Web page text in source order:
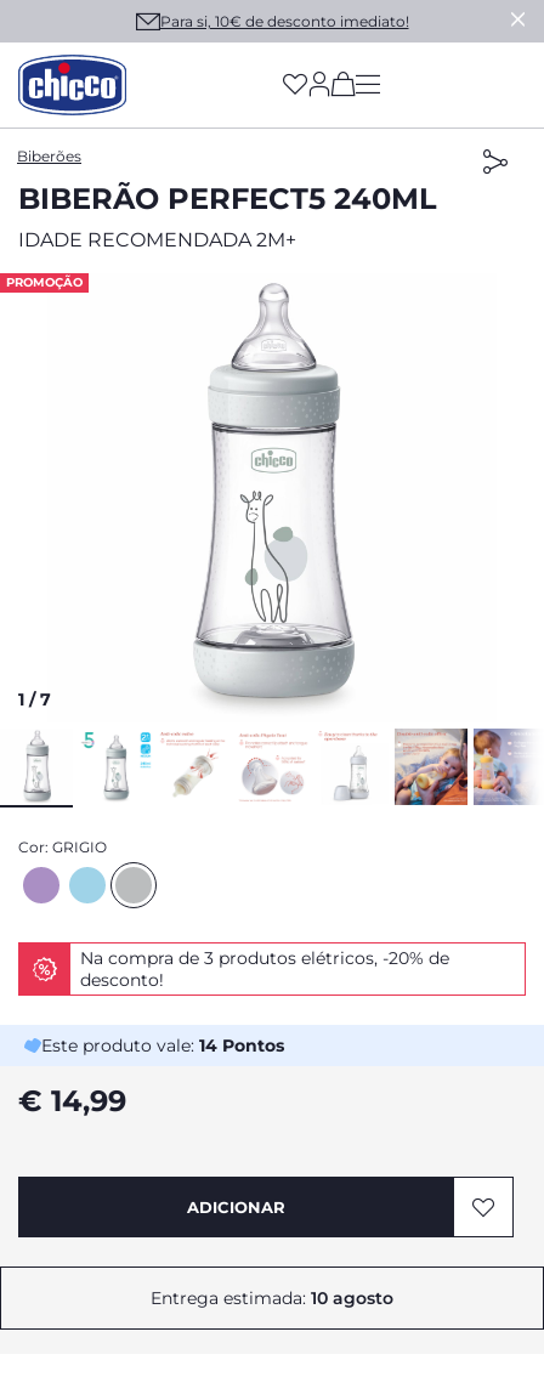
Para si, 10€ de desconto imediato!
(has more options
Biberões
BIBERÃO PERFECT5 240ML
IDADE RECOMENDADA 2M+
PROMOÇÃO
1 /7
Cor: GRIGIO
Na compra de 3 produtos elétricos, -20% de
desconto!
Este produto vale: 14 Pontos
€ 14,99
ADICIONAR
Entrega estimada: 10 agosto